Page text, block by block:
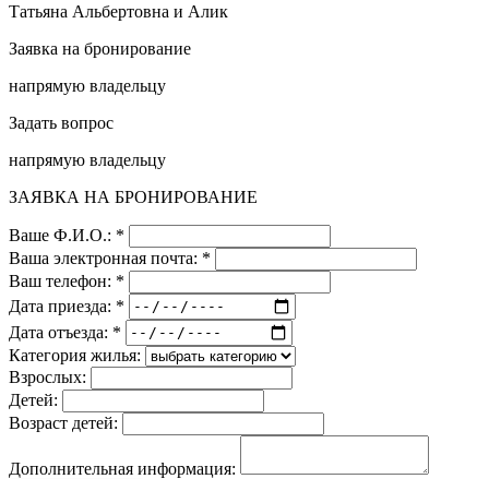
Татьяна Альбертовна и Алик
Заявка на бронирование
напрямую владельцу
Задать вопрос
напрямую владельцу
ЗАЯВКА НА БРОНИРОВАНИЕ
Ваше Ф.И.О.: *
Ваша электронная почта: *
Ваш телефон: *
Дата приезда: *
Дата отъезда: *
Категория жилья:
Взрослых:
Детей:
Возраст детей:
Дополнительная информация: